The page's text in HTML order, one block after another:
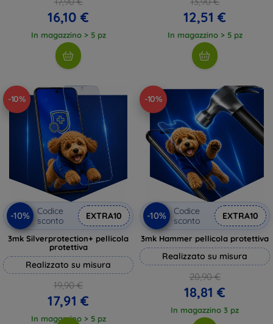
16,10 €
In magazzino > 5 pz
12,51 €
In magazzino > 5 pz
-10%
-10%
Codice
sconto
EXTRA10
3mk Silverprotection+ pellicola
protettiva
Realizzato su misura
19,90 €
17,91 €
In magazzino > 5 pz
-10%
-10%
Codice
sconto
EXTRA10
3mk Hammer pellicola protettiva
Realizzato su misura
20,90 €
18,81 €
In magazzino 3 pz